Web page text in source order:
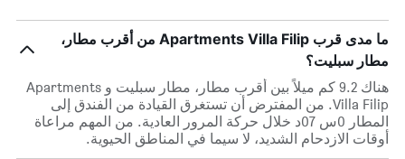
ما مدى قرب Apartments Villa Filip من أقرب مطار،
مطار سبليت؟
هناك 9.2 كم ميلاً بين أقرب مطار، مطار سبليت و Apartments
Villa Filip. من المفترض أن تستغرق القيادة من الفندق إلى
المطار 0س 07د خلال حركة المرور العادية. من المهم مراعاة
أوقات الازدحام الشديد، لا سيما في المناطق الحيوية.